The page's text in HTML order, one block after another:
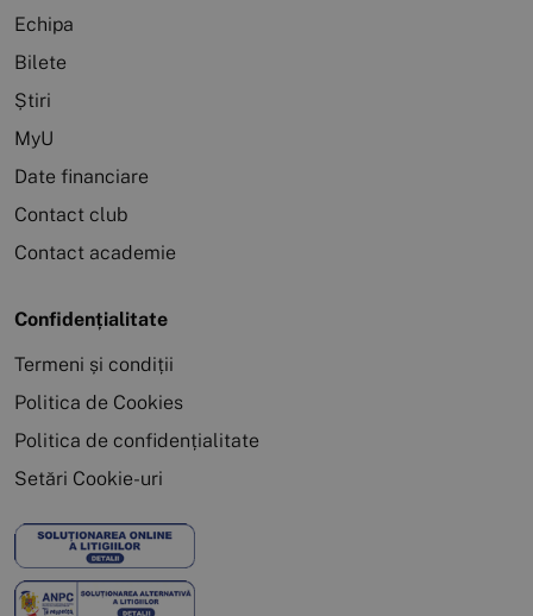
Echipa
Bilete
Știri
MyU
Date financiare
Contact club
Contact academie
Confidențialitate
Termeni și condiții
Politica de Cookies
Politica de confidențialitate
Setări Cookie-uri